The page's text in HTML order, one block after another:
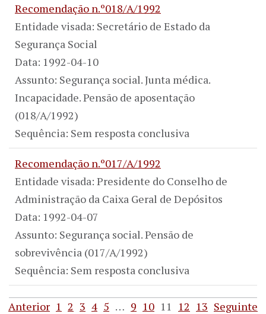
Recomendação n.º018/A/1992
Entidade visada: Secretário de Estado da
Segurança Social
Data: 1992-04-10
Assunto: Segurança social. Junta médica.
Incapacidade. Pensão de aposentação
(018/A/1992)
Sequência: Sem resposta conclusiva
Recomendação n.º017/A/1992
Entidade visada: Presidente do Conselho de
Administração da Caixa Geral de Depósitos
Data: 1992-04-07
Assunto: Segurança social. Pensão de
sobrevivência (017/A/1992)
Sequência: Sem resposta conclusiva
Anterior 1 2 3 4 5 … 9 10 11 12 13 Seguinte